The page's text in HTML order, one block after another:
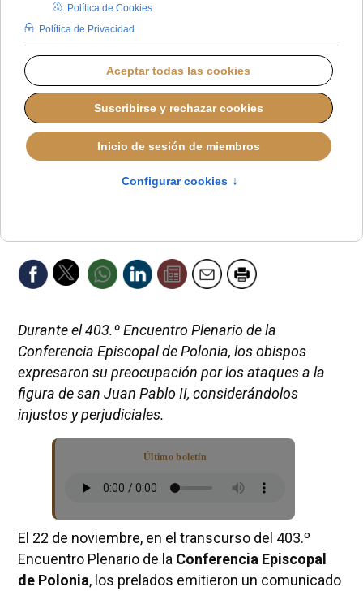
MIGUEL PÉREZ H. EUROPA
Durante el 403.º Encuentro Plenario de la
Conferencia Episcopal de Polonia, los obispos
expresaron su preocupación por los ataques a la
figura de san Juan Pablo II, considerándolos
injustos y perjudiciales.
Último boletín
El 22 de noviembre, en el transcurso del 403.º
Encuentro Plenario de la Conferencia Episcopal
de Polonia, los prelados emitieron un comunicado